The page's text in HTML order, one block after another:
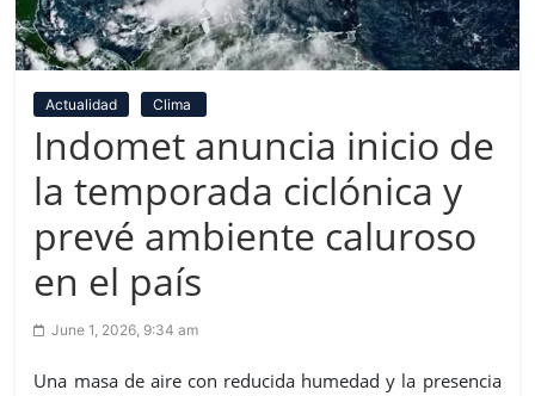
Actualidad Clima
Indomet anuncia inicio de
la temporada ciclónica y
prevé ambiente caluroso
en el país
June 1, 2026, 9:34 am
Una masa de aire con reducida humedad y la presencia